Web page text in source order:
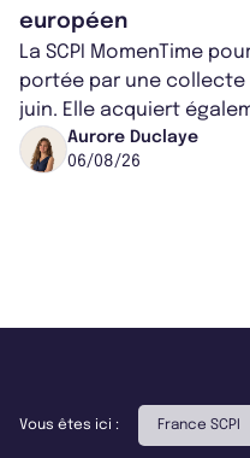
européen
La SCPI MomenTime
portée par une collecte
juin. Elle acquiert
Worcester, place une
Aurore Duclaye
06/08/26
Vous êtes ici : France SCPI